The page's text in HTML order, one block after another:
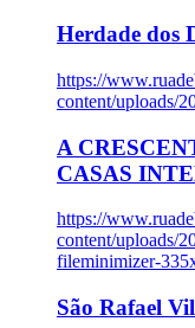
Herdade dos
https://
content/uploads/
A
CASAS
https://
content/uploads/
fileminimizer-
São Rafael